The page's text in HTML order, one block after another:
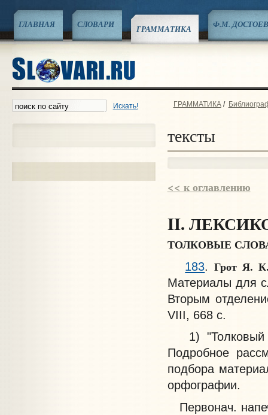
ГЛАВНАЯ СЛОВАРИ ГРАММАТИКА Ф.М.
Искать! ГРАММАТИКА/
тексты
<< к оглавлению
II.
ТОЛКОВЫЕ
183.Грот Я.
Материалы для
Вторым
VIII, 668 с.
1) "Толковый
Подробное
подбора
орфографии.
Первонач.